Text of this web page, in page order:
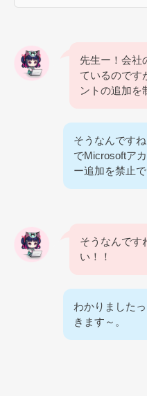
先生ー！会社
ているのです
ントの追加を
そうなんです
でMicrosoftア
ー追加を禁止で
そうなんです
い！！
わかりました
きます～。